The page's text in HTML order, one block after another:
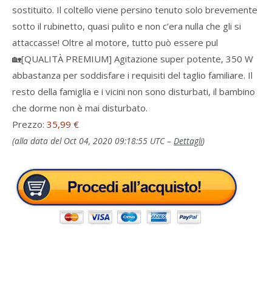
sostituito. Il coltello viene persino tenuto solo brevemente
sotto il rubinetto, quasi pulito e non c’era nulla che gli si
attaccasse! Oltre al motore, tutto può essere pul
🏡[QUALITÀ PREMIUM] Agitazione super potente, 350 W
abbastanza per soddisfare i requisiti del taglio familiare. Il
resto della famiglia e i vicini non sono disturbati, il bambino
che dorme non è mai disturbato.
Prezzo: 35,99 €
(alla data del Oct 04, 2020 09:18:55 UTC – Dettagli)